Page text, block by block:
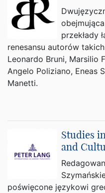
przekłady
renesansu autorów
Leonardo Bruni, Marsilio
Angelo Poliziano, Eneas
Manetti.
Studies
and
poświęcone językowi